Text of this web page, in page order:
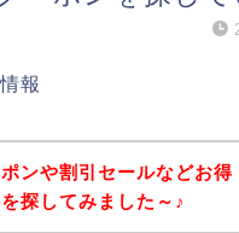
報
ンや割引セールなどお得
探してみました～♪